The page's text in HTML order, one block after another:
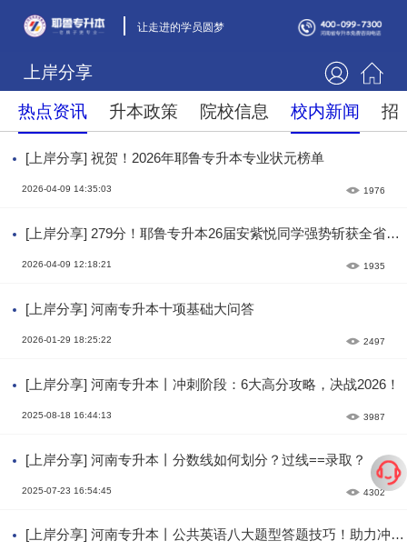
让走进的学员圆梦
上岸分享
热点资讯 升本政策 院校信息 校内新闻 招
[上岸分享] 祝贺！2026年耶鲁专升本专业状元榜单
2026-04-09 14:35:03 1976
[上岸分享] 279分！耶鲁专升本26届安紫悦同学强势斩获全省第
2026-04-09 12:18:21 1935
[上岸分享] 河南专升本十项基础大问答
2026-01-29 18:25:22 2497
[上岸分享] 河南专升本丨冲刺阶段：6大高分攻略，决战2026！
2025-08-18 16:44:13 3987
[上岸分享] 河南专升本丨分数线如何划分？过线==录取？
2025-07-23 16:54:45 4302
[上岸分享] 河南专升本丨公共英语八大题型答题技巧！助力冲刺